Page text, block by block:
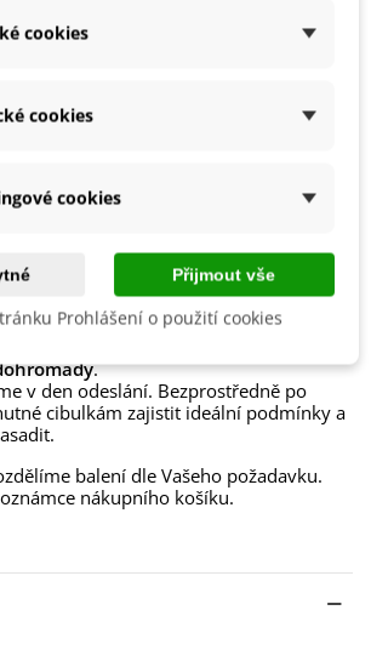
názvem,obrázkema
k přírodě, proto cibuloviny balíme do
.
v den odeslání. Bezprostředně po
cibulkám zajistit ideální podmínky a
balení dle Vašeho požadavku.
nákupního košíku.
cookies
cookies
cookies
Přijmout vše
Prohlášení o použití cookies